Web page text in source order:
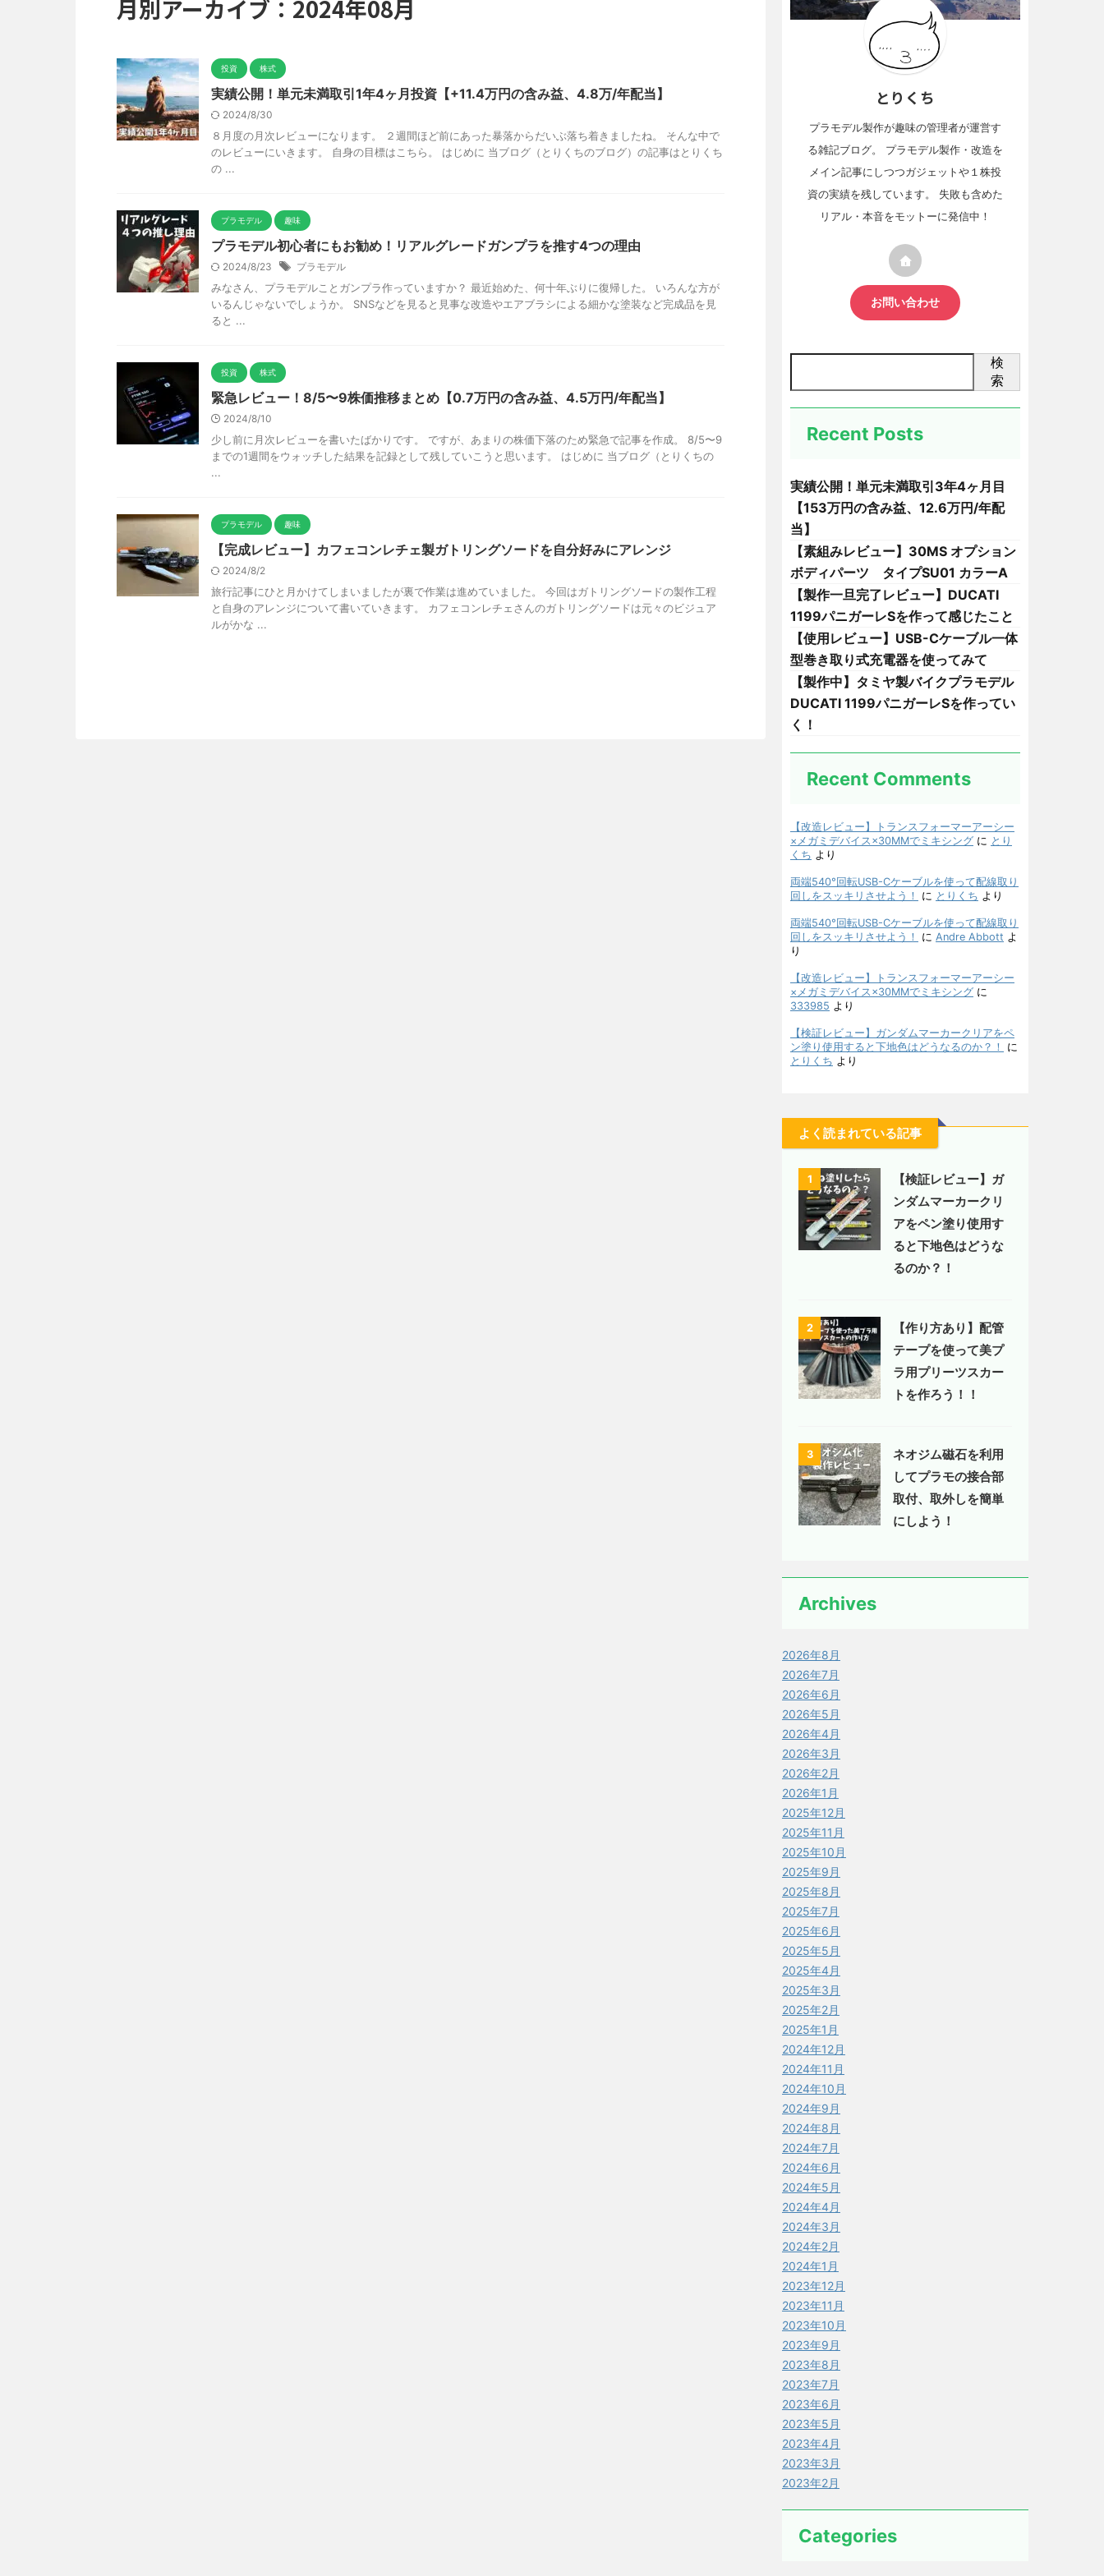
月別アーカイブ：2024年08月
投資 株式
実績公開！単元未満取引1年4ヶ月投資【+11.4万円の含み益、4.8万/年配当】
2024/8/30
８月度の月次レビューになります。 ２週間ほど前にあった暴落からだいぶ落ち着きましたね。 そんな中で
のレビューにいきます。 自身の目標はこちら。 はじめに 当ブログ（とりくちのブログ）の記事はとりくち
の ...
プラモデル 趣味
プラモデル初心者にもお勧め！リアルグレードガンプラを推す4つの理由
2024/8/23 プラモデル
みなさん、プラモデルことガンプラ作っていますか？ 最近始めた、何十年ぶりに復帰した。 いろんな方が
いるんじゃないでしょうか。 SNSなどを見ると見事な改造やエアブラシによる細かな塗装など完成品を見
ると ...
投資 株式
緊急レビュー！8/5〜9株価推移まとめ【0.7万円の含み益、4.5万円/年配当】
2024/8/10
少し前に月次レビューを書いたばかりです。 ですが、あまりの株価下落のため緊急で記事を作成。 8/5〜9
までの1週間をウォッチした結果を記録として残していこうと思います。 はじめに 当ブログ（とりくちの
...
プラモデル 趣味
【完成レビュー】カフェコンレチェ製ガトリングソードを自分好みにアレンジ
2024/8/2
旅行記事にひと月かけてしまいましたが裏で作業は進めていました。 今回はガトリングソードの製作工程
と自身のアレンジについて書いていきます。 カフェコンレチェさんのガトリングソードは元々のビジュア
ルがかな ...
とりくち
プラモデル製作が趣味の管理者が運営す
る雑記ブログ。 プラモデル製作・改造を
メイン記事にしつつガジェットや１株投
資の実績を残しています。 失敗も含めた
リアル・本音をモットーに発信中！
お問い合わせ
検
索
Recent Posts
実績公開！単元未満取引3年4ヶ月目
【153万円の含み益、12.6万円/年配
当】
【素組みレビュー】30MS オプション
ボディパーツ タイプSU01 カラーA
【製作一旦完了レビュー】DUCATI
1199パニガーレSを作って感じたこと
【使用レビュー】USB-Cケーブル一体
型巻き取り式充電器を使ってみて
【製作中】タミヤ製バイクプラモデル
DUCATI 1199パニガーレSを作ってい
く！
Recent Comments
【改造レビュー】トランスフォーマーアーシー
×メガミデバイス×30MMでミキシング に とり
くち より
両端540°回転USB-Cケーブルを使って配線取り
回しをスッキリさせよう！
に とりくち より
両端540°回転USB-Cケーブルを使って配線取り
回しをスッキリさせよう！
に Andre Abbott よ
り
【改造レビュー】トランスフォーマーアーシー
×メガミデバイス×30MMでミキシング に
333985 より
【検証レビュー】ガンダムマーカークリアをペ
ン塗り使用すると下地色はどうなるのか？！
に
とりくち より
よく読まれている記事
1
【検証レビュー】ガ
ンダムマーカークリ
アをペン塗り使用す
ると下地色はどうな
るのか？！
2
【作り方あり】配管
テープを使って美プ
ラ用プリーツスカー
トを作ろう！！
3
ネオジム磁石を利用
してプラモの接合部
取付、取外しを簡単
にしよう！
Archives
2026年8月
2026年7月
2026年6月
2026年5月
2026年4月
2026年3月
2026年2月
2026年1月
2025年12月
2025年11月
2025年10月
2025年9月
2025年8月
2025年7月
2025年6月
2025年5月
2025年4月
2025年3月
2025年2月
2025年1月
2024年12月
2024年11月
2024年10月
2024年9月
2024年8月
2024年7月
2024年6月
2024年5月
2024年4月
2024年3月
2024年2月
2024年1月
2023年12月
2023年11月
2023年10月
2023年9月
2023年8月
2023年7月
2023年6月
2023年5月
2023年4月
2023年3月
2023年2月
Categories